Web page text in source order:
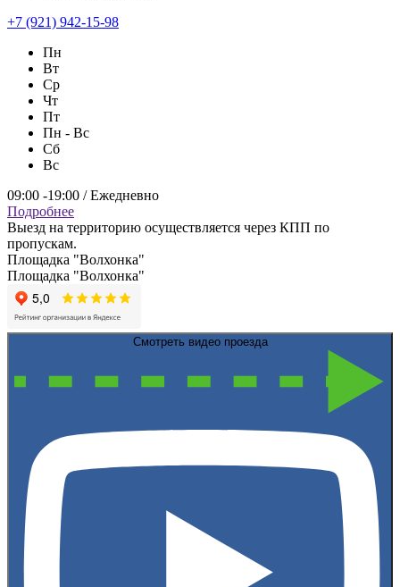
+7 (921) 942-15-98
Пн
Вт
Ср
Чт
Пт
Пн - Вс
Сб
Вс
09:00 -19:00 / Ежедневно
Подробнее
Выезд на территорию осуществляется через КПП по
пропускам.
Площадка "Волхонка"
Площадка "Волхонка"
Смотреть видео проезда